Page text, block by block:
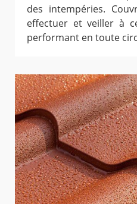
des intempéries.
effectuer et veiller à
performant en toute